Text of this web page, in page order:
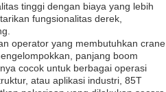
tinggi dengan biaya yang lebih
fungsionalitas derek,
operator yang membutuhkan crane
panjang boom
cocok untuk berbagai operasi
atau aplikasi industri, 85T